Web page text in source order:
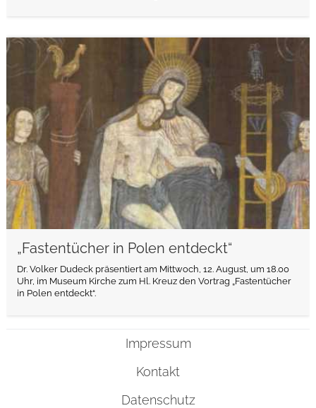
„Fastentücher in Polen entdeckt“
Dr. Volker Dudeck präsentiert am Mittwoch, 12. August, um 18.00
Uhr, im Museum Kirche zum Hl. Kreuz den Vortrag „Fastentücher
in Polen entdeckt“.
weiterlesen
Impressum
Kontakt
Datenschutz